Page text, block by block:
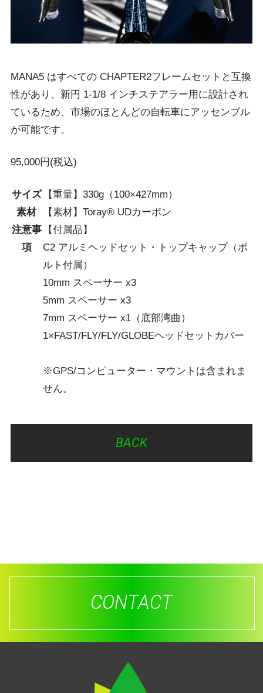
MANA5 はすべての CHAPTER2フレームセットと互換
性があり、新円 1-1/8 インチステアラー用に設計され
ているため、市場のほとんどの自転車にアッセンブル
が可能です。
95,000円(税込)
サイズ
【重量】330g（100×427mm）
素材
【素材】Toray® UDカーボン
注意事
項
【付属品】
C2 アルミヘッドセット・トップキャップ（ボ
ルト付属）
10mm スペーサー x3
5mm スペーサー x3
7mm スペーサー x1（底部湾曲）
1×FAST/FLY/FLY/GLOBEヘッドセットカバー
※GPS/コンピューター・マウントは含まれま
せん。
BACK
CONTACT